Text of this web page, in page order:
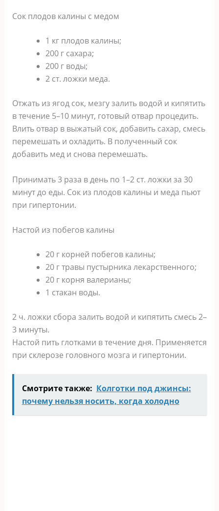
Сок плодов калины с медом
1 кг плодов калины;
200 г сахара;
200 г воды;
2 ст. ложки меда.
Отжать из ягод сок, мезгу залить водой и кипятить
в течение 5–10 минут, готовый отвар процедить.
Влить отвар в выжатый сок, добавить сахар, смесь
перемешать и охладить. В полученный сок
добавить мед и снова перемешать.
Принимать 3 раза в день по 1–2 ст. ложки за 30
минут до еды. Сок из плодов калины и меда пьют
при гипертонии.
Настой из побегов калины
20 г корней побегов калины;
20 г травы пустырника лекарственного;
20 г корня валерианы;
1 стакан воды.
2 ч. ложки сбора залить водой и кипятить смесь 2–
3 минуты.
Настой пить глотками в течение дня. Применяется
при склерозе головного мозга и гипертонии.
Смотрите также: Колготки под джинсы:
почему нельзя носить, когда холодно